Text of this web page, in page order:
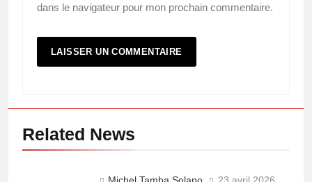
dans le navigateur pour mon prochain commentaire.
Related News
Michel Tamba Solano 23 avril 2026